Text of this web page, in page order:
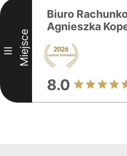
III Miejsce
Biuro
Agnieszka
8.0